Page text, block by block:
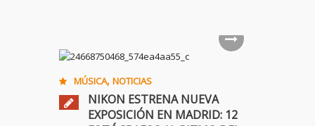
MÚSICA, NOTICIAS
NIKON ESTRENA NUEVA
EXPOSICIÓN EN MADRID: 12